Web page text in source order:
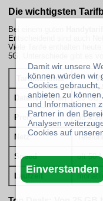
Die wichtigsten
Bei einem guten
Entscheidend sind auch
Viele Tarife enthalten heute
5G. Unterschiede gibt es
Tarifmerkmal
Datenvolumen 20 GB,
Preis ab
Netz
Speed oft 50
Laufzeit
Damit wir unsere
können würden wir
Cookies
anbieten zu
und Informationen
Partner in den
Analysen
Cookies auf
Einverstanden